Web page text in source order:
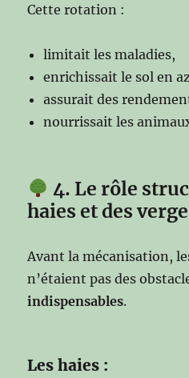
Cette rotation :
limitait les maladies,
enrichissait le sol en
assurait des
nourrissait les
4. Le rôle
haies et des
Avant la mécanisation,
n’étaient pas des
indispensables.
Les haies :